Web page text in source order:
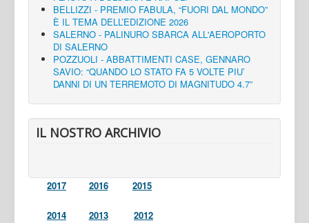
BELLIZZI - PREMIO FABULA, “FUORI DAL MONDO”
È IL TEMA DELL’EDIZIONE 2026
SALERNO - PALINURO SBARCA ALL'AEROPORTO
DI SALERNO
POZZUOLI - ABBATTIMENTI CASE, GENNARO
SAVIO: “QUANDO LO STATO FA 5 VOLTE PIU’
DANNI DI UN TERREMOTO DI MAGNITUDO 4.7”
IL NOSTRO ARCHIVIO
2017 2016 2015
2014 2013 2012